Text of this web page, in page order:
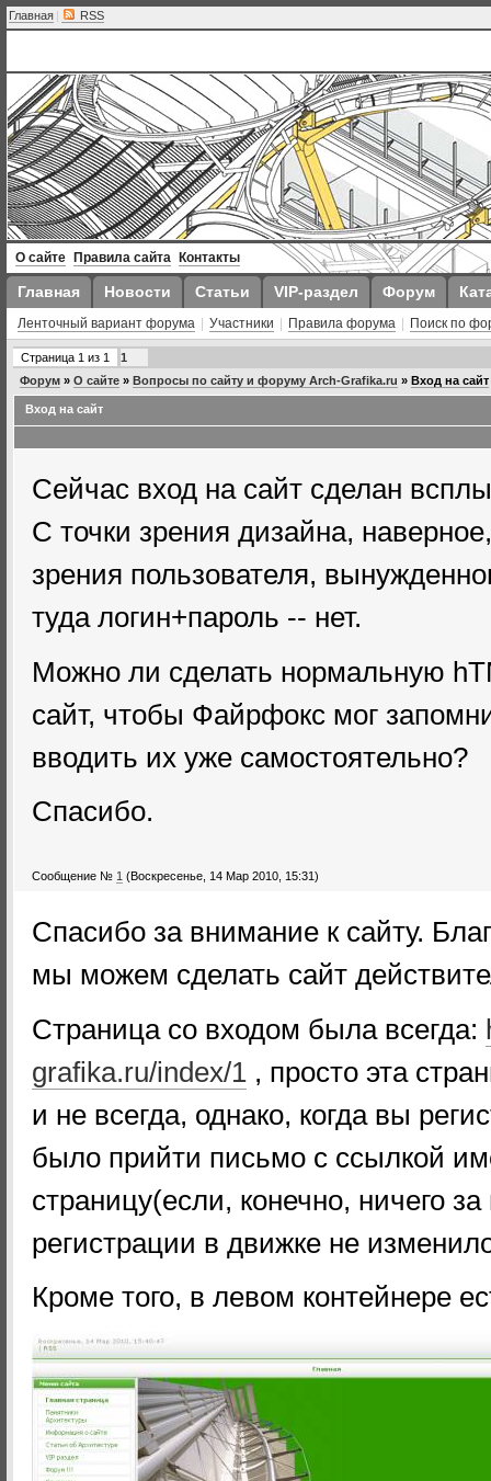
Главная | RSS
О сайте Правила сайта Контакты
Главная Новости Статьи VIP-раздел Форум
Ленточный вариант форума Участники Правила форума Поиск по
Страница 1 из 1
1
Форум » О сайте » Вопросы по сайту и форуму Arch-Grafika.ru » Вход на сайт
Вход на сайт
Сейчас вход на сайт сделан
С точки зрения дизайна,
зрения пользователя,
туда логин+пароль -- нет.
Можно ли сделать нормальную
сайт, чтобы Файрфокс мог
вводить их уже самостоятельно?
Спасибо.
Сообщение № 1 (Воскресенье, 14 Мар 2010, 15:31)
Спасибо за внимание к сайту.
мы можем сделать сайт
Страница со входом была всегда:
grafika.ru/index/1 , просто эта
и не всегда, однако, когда вы
было прийти письмо с ссылкой
страницу(если, конечно, ничего
регистрации в движке не
Кроме того, в левом контейнере